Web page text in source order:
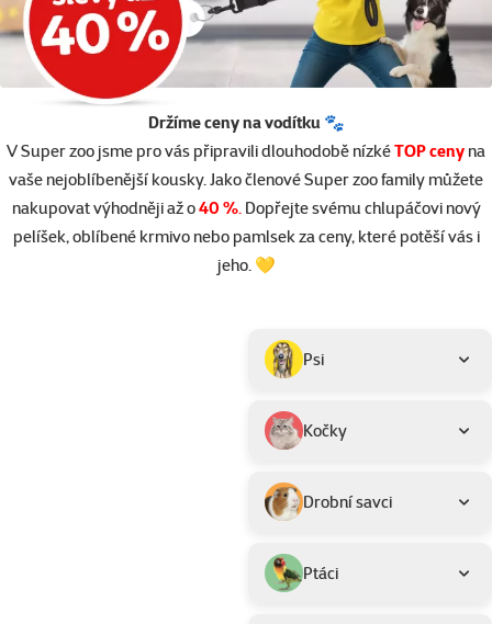
Držíme ceny na vodítku 🐾
V Super zoo jsme pro vás připravili dlouhodobě nízkéTOP ceny na
vaše nejoblíbenější kousky. Jako členové Super zoo family můžete
nakupovat výhodněji až o40 %.Dopřejte svému chlupáčovi nový
pelíšek, oblíbené krmivo nebo pamlsek za ceny, které potěší vás i
jeho. 💛
Podkategorie
Psi
Kočky
Drobní savci
Ptáci